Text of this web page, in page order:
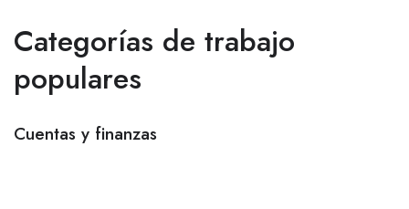
Categorías de trabajo
populares
Cuentas y finanzas